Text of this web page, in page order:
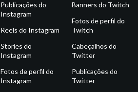
Publicações do
Instagram
Reels do Instagram
Stories do
Instagram
Fotos de perfil do
Instagram
Banners do Twitch
Fotos de perfil do
Twitch
Cabeçalhos do
Twitter
Publicações do
Twitter